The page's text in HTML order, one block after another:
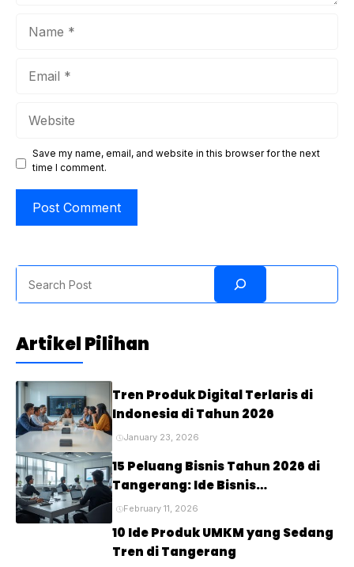
Save my name, email, and website in this browser for the next
time I comment.
Artikel Pilihan
Tren Produk Digital Terlaris di
Indonesia di Tahun 2026
January 23, 2026
15 Peluang Bisnis Tahun 2026 di
Tangerang: Ide Bisnis
Menjanjikan untuk Masa Depan
February 11, 2026
10 Ide Produk UMKM yang Sedang
Tren di Tangerang